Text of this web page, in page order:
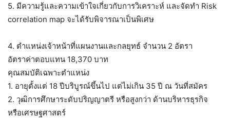
5. มีความรู้และความเข้าใจเกี่ยวกับการวิเคราะห์ และจัดทำ Risk
correlation map จะได้รับพิจารณาเป็นพิเศษ
4. ตำแหน่งเจ้าหน้าที่แผนงานและกลยุทธ์ จำนวน 2 อัตรา
อัตราค่าตอบแทน 18,370 บาท
คุณสมบัติเฉพาะตำแหน่ง
1. อายุตั้งแต่ 18 ปีบริบูรณ์ขึ้นไป แต่ไม่เกิน 35 ปี ณ วันที่สมัคร
2. วุฒิการศึกษาระดับปริญญาตรี หรือสูงกว่า ด้านบริหารธุรกิจ
หรือเศรษฐศาสตร์